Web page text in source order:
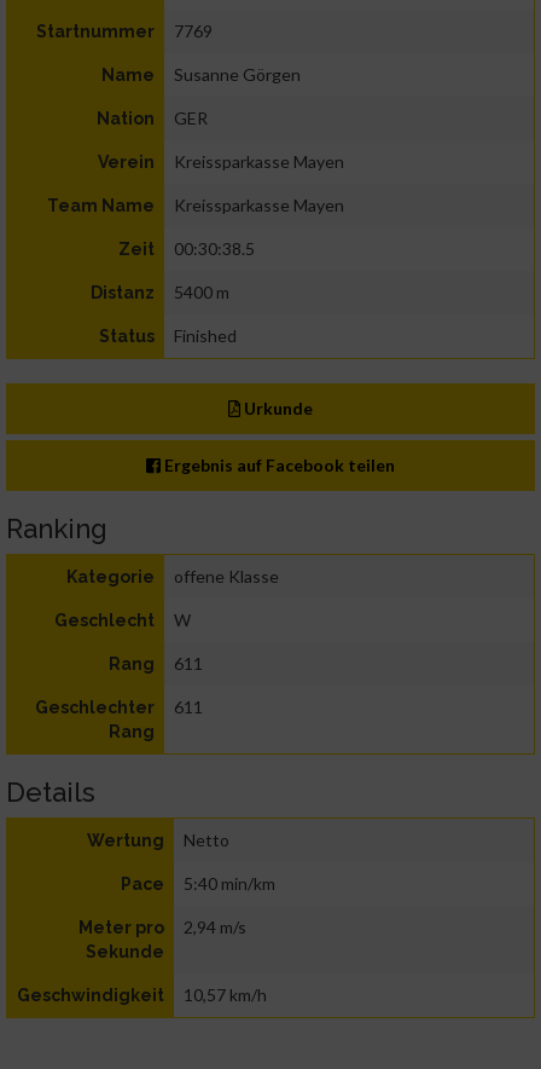
Startnummer 7769
Name Susanne Görgen
Nation GER
Verein Kreissparkasse Mayen
Team Name Kreissparkasse Mayen
Zeit 00:30:38.5
Distanz 5400 m
Status Finished
Urkunde
Ergebnis auf Facebook teilen
Ranking
Kategorie offene Klasse
Geschlecht W
Rang 611
Geschlechter
Rang
611
Details
Wertung Netto
Pace 5:40 min/km
Meter pro
Sekunde
2,94 m/s
Geschwindigkeit 10,57 km/h